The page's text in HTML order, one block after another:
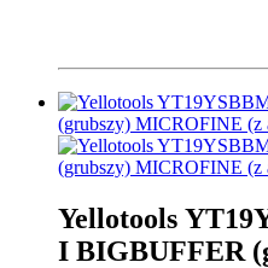
Yellotools
I BIGBUFFER